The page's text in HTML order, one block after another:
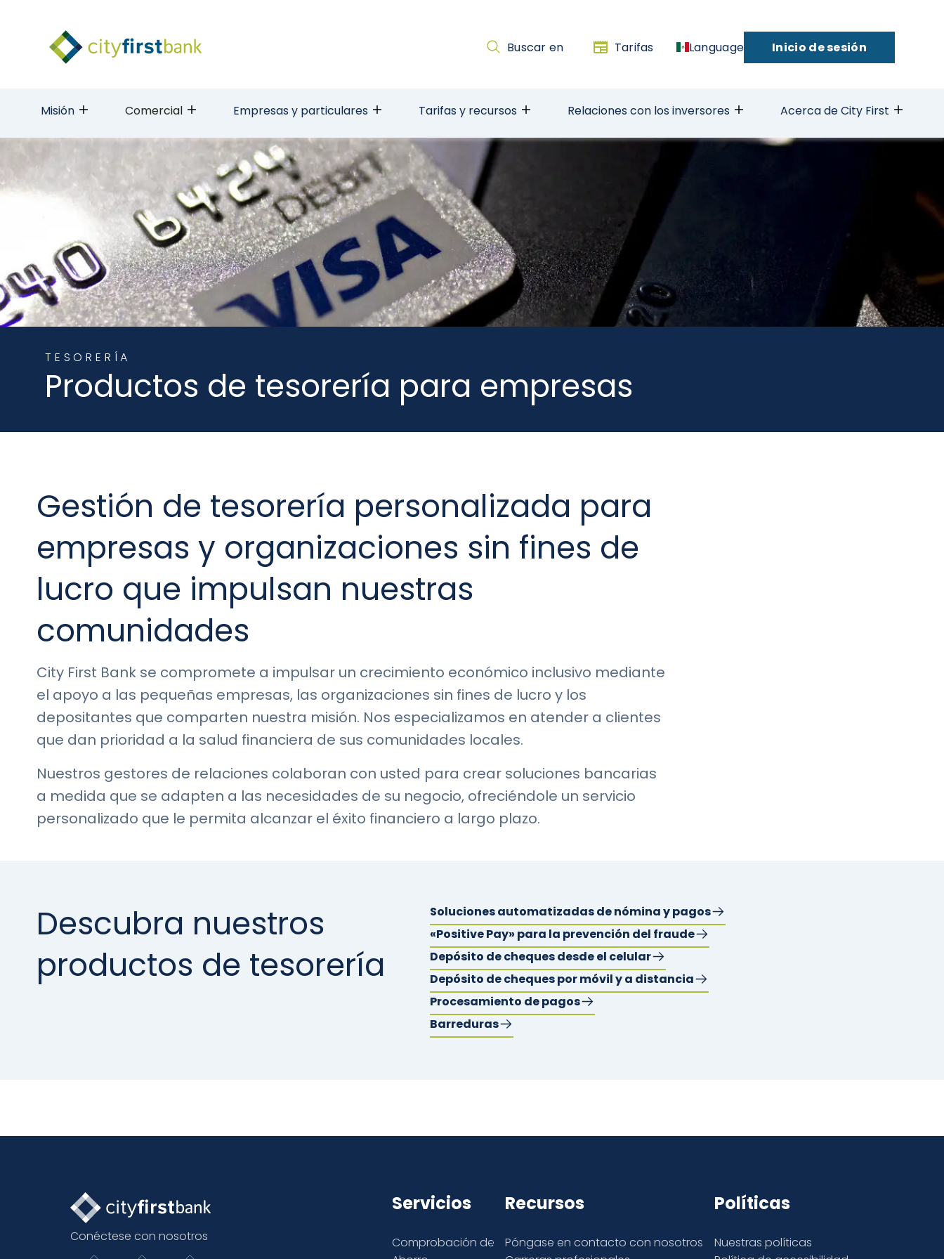
Buscar en Tarifas Language Inicio de sesión
Misión Comercial Empresas y particulares Tarifas y recursos Relaciones con los inversores Acerca de City First
TESORERÍA
Productos de tesorería para empresas
Gestión de tesorería personalizada para
empresas y organizaciones sin fines de
lucro que impulsan nuestras
comunidades
City First Bank se compromete a impulsar un crecimiento económico inclusivo mediante
el apoyo a las pequeñas empresas, las organizaciones sin fines de lucro y los
depositantes que comparten nuestra misión. Nos especializamos en atender a clientes
que dan prioridad a la salud financiera de sus comunidades locales.
Nuestros gestores de relaciones colaboran con usted para crear soluciones bancarias
a medida que se adapten a las necesidades de su negocio, ofreciéndole un servicio
personalizado que le permita alcanzar el éxito financiero a largo plazo.
Descubra nuestros
productos de tesorería
Soluciones automatizadas de nómina y pagos
«Positive Pay» para la prevención del fraude
Depósito de cheques desde el celular
Depósito de cheques por móvil y a distancia
Procesamiento de pagos
Barreduras
Conéctese con nosotros
Servicios
Comprobación de
Recursos
Póngase en contacto con nosotros
Políticas
Nuestras políticas